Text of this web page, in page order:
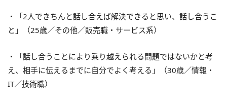
・「2人できちんと話し合えば解決できると思い、話し合うこ
と」（25歳／その他／販売職・サービス系）
・「話し合うことにより乗り越えられる問題ではないかと考
え、相手に伝えるまでに自分でよく考える」（30歳／情報・
IT／技術職）